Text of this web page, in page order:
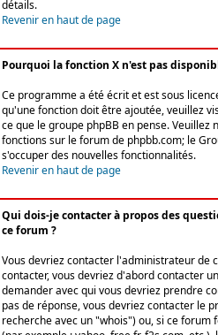
détails.
Revenir en haut de page
Pourquoi la fonction X n'est pas
Ce programme a été écrit et est sous
qu'une fonction doit être ajoutée, veuillez
ce que le groupe phpBB en pense. Veuillez
fonctions sur le forum de phpbb.com; le
s'occuper des nouvelles fonctionnalités.
Revenir en haut de page
Qui dois-je contacter à propos des
ce forum ?
Vous devriez contacter l'administrateur de
contacter, vous devriez d'abord contacter
demander avec qui vous devriez prendre
pas de réponse, vous devriez contacter le
recherche avec un "whois") ou, si ce